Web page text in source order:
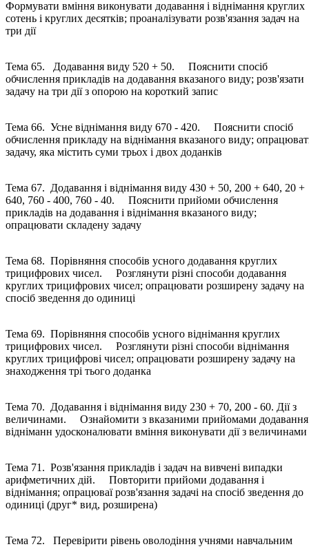
Формувати вміння виконувати додавання і віднімання круглих
сотень і круглих десятків; проаналізувати розв'язання задач на
три дії
Тема 65. Додавання виду 520 + 50. Пояснити спосіб
обчислення прикладів на додавання вказаного виду; розв'язати
задачу на три дії з опорою на короткий запис
Тема 66. Усне віднімання виду 670 - 420. Пояснити спосіб
обчислення прикладу на віднімання вказаного виду;
задачу, яка містить суми трьох і двох доданків
Тема 67. Додавання і віднімання виду 430 + 50, 200 + 640, 20 +
640, 760 - 400, 760 - 40. Пояснити прийоми обчислення
прикладів на додавання і віднімання вказаного виду;
опрацювати складену задачу
Тема 68. Порівняння способів усного додавання круглих
трицифрових чисел. Розглянути різні способи додавання
круглих трицифрових чисел; опрацювати розширену задачу на
спосіб зведення до одиниці
Тема 69. Порівняння способів усного віднімання круглих
трицифрових чисел. Розглянути різні способи віднімання
круглих трицифрові чисел; опрацювати розширену задачу на
знаходження трі тього доданка
Тема 70. Додавання і віднімання виду 230 + 70, 200 - 60. Дії з
величинами. Ознайомити з вказаними прийомами додавання
відніманн удосконалювати вміння виконувати дії з величинами
Тема 71. Розв'язання прикладів і задач на вивчені випадки
арифметичних дій. Повторити прийоми додавання і
віднімання; опрацюваї розв'язання задачі на спосіб зведення до
одиниці (друг* вид, розширена)
Тема 72. Перевірити рівень оволодіння учнями навчальним